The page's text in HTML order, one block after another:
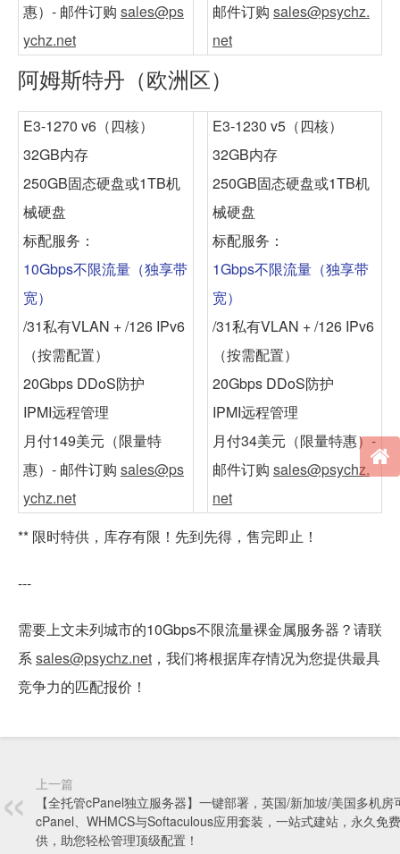
惠）- 邮件订购 sales@ps
ychz.net
邮件订购 sales@psychz.
net
阿姆斯特丹（欧洲区）
E3-1270 v6（四核）
32GB内存
250GB固态硬盘或1TB机
械硬盘
标配服务：
10Gbps不限流量（独享带
宽）
/31私有VLAN + /126 IPv6
（按需配置）
20Gbps DDoS防护
IPMI远程管理
月付149美元 （限量特
惠）- 邮件订购 sales@ps
ychz.net
E3-1230 v5（四核）
32GB内存
250GB固态硬盘或1TB机
械硬盘
标配服务：
1Gbps不限流量（独享带
宽）
/31私有VLAN + /126 IPv6
（按需配置）
20Gbps DDoS防护
IPMI远程管理
月付34美元 （限量特惠）-
邮件订购 sales@psychz.
net
** 限时特供，库存有限！先到先得，售完即止！
---
需要上文未列城市的10Gbps不限流量裸金属服务器？请联
系sales@psychz.net ，我们将根据库存情况为您提供最具
竞争力的匹配报价！
上一篇
【全托管cPanel独立服务器】一键部署，英国/新加坡/美国多机房
cPanel、WHMCS与Softaculous应用套装，一站式建站，永久免
供，助您轻松管理顶级配置！